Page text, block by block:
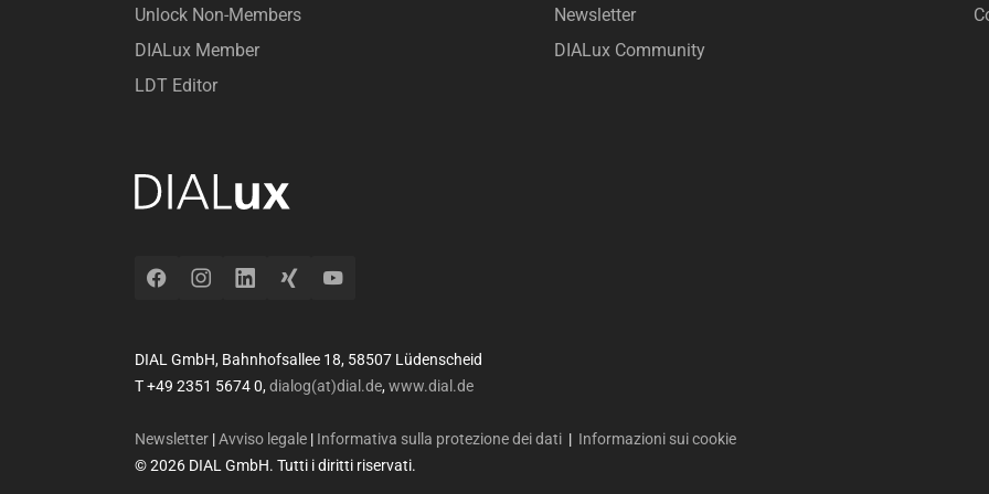
Unlock Non-Members
DIALux Member
LDT Editor
Newsletter
DIALux Community
FacebookInstagramLinkedInXing YouTube
DIAL GmbH, Bahnhofsallee 18, 58507 Lüdenscheid
T +49 2351 5674 0,dialog(at)dial.de,www.dial.de
Newsletter |Avviso legale | Informativa sulla protezione dei dati | Informazioni sui cookie
© 2026 DIAL GmbH. Tutti i diritti riservati.